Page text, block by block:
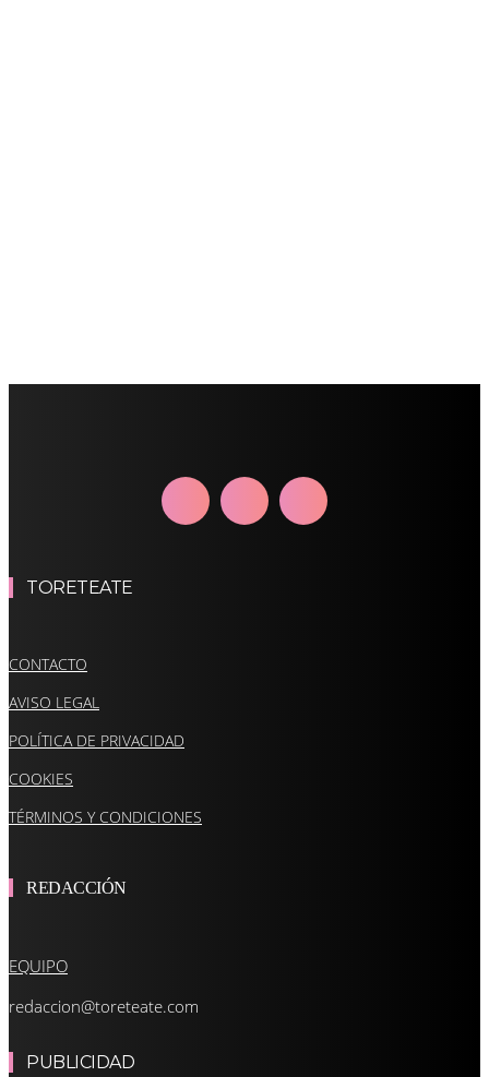
TORETEATE
CONTACTO
AVISO LEGAL
POLÍTICA DE PRIVACIDAD
COOKIES
TÉRMINOS Y CONDICIONES
REDACCIÓN
EQUIPO
redaccion@toreteate.com
PUBLICIDAD